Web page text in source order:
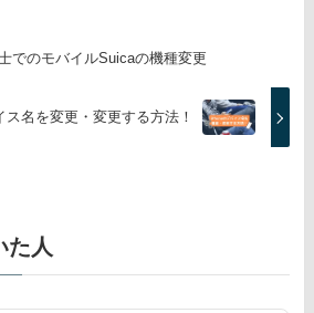
でのモバイルSuicaの機種変更
ス名を変更・変更する方法！
た人